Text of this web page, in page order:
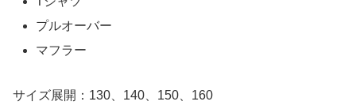
プルオーバー
マフラー
サイズ展開：130、140、150、160